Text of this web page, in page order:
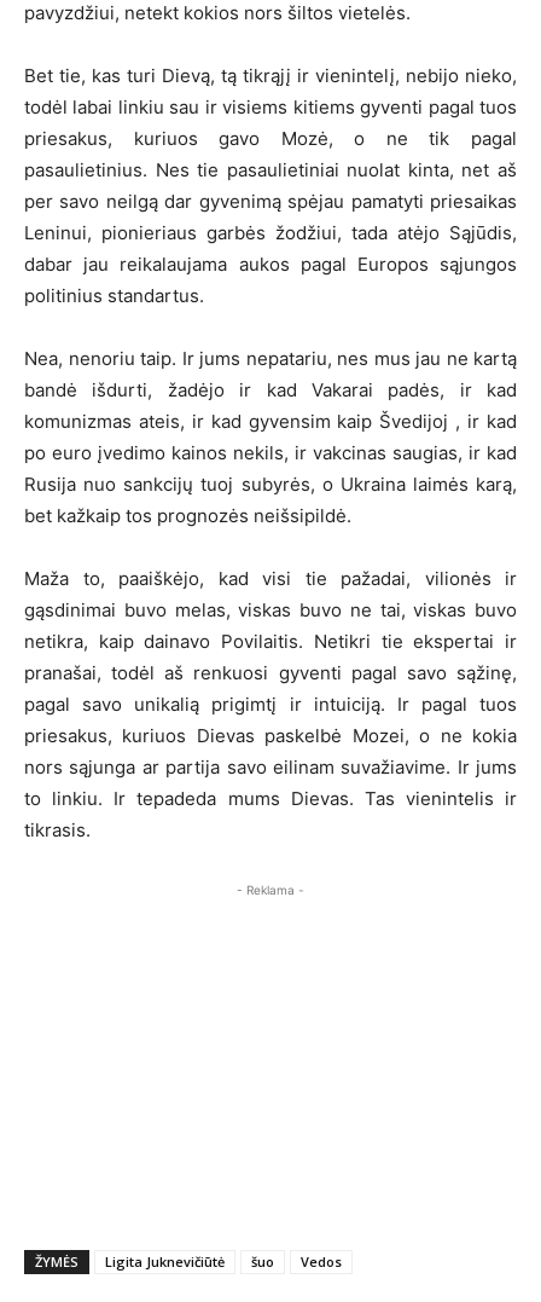
pavyzdžiui, netekt kokios nors šiltos vietelės.
Bet tie, kas turi Dievą, tą tikrąjį ir vienintelį, nebijo nieko,
todėl labai linkiu sau ir visiems kitiems gyventi pagal tuos
priesakus, kuriuos gavo Mozė, o ne tik pagal
pasaulietinius. Nes tie pasaulietiniai nuolat kinta, net aš
per savo neilgą dar gyvenimą spėjau pamatyti priesaikas
Leninui, pionieriaus garbės žodžiui, tada atėjo Sąjūdis,
dabar jau reikalaujama aukos pagal Europos sąjungos
politinius standartus.
Nea, nenoriu taip. Ir jums nepatariu, nes mus jau ne kartą
bandė išdurti, žadėjo ir kad Vakarai padės, ir kad
komunizmas ateis, ir kad gyvensim kaip Švedijoj , ir kad
po euro įvedimo kainos nekils, ir vakcinas saugias, ir kad
Rusija nuo sankcijų tuoj subyrės, o Ukraina laimės karą,
bet kažkaip tos prognozės neišsipildė.
Maža to, paaiškėjo, kad visi tie pažadai, vilionės ir
gąsdinimai buvo melas, viskas buvo ne tai, viskas buvo
netikra, kaip dainavo Povilaitis. Netikri tie ekspertai ir
pranašai, todėl aš renkuosi gyventi pagal savo sąžinę,
pagal savo unikalią prigimtį ir intuiciją. Ir pagal tuos
priesakus, kuriuos Dievas paskelbė Mozei, o ne kokia
nors sąjunga ar partija savo eilinam suvažiavime. Ir jums
to linkiu. Ir tepadeda mums Dievas. Tas vienintelis ir
tikrasis.
- Reklama -
ŽYMĖS Ligita Juknevičiūtė šuo Vedos